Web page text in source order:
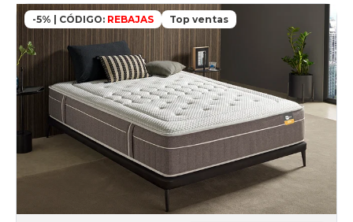
-5% | CÓDIGO: REBAJAS Top ventas